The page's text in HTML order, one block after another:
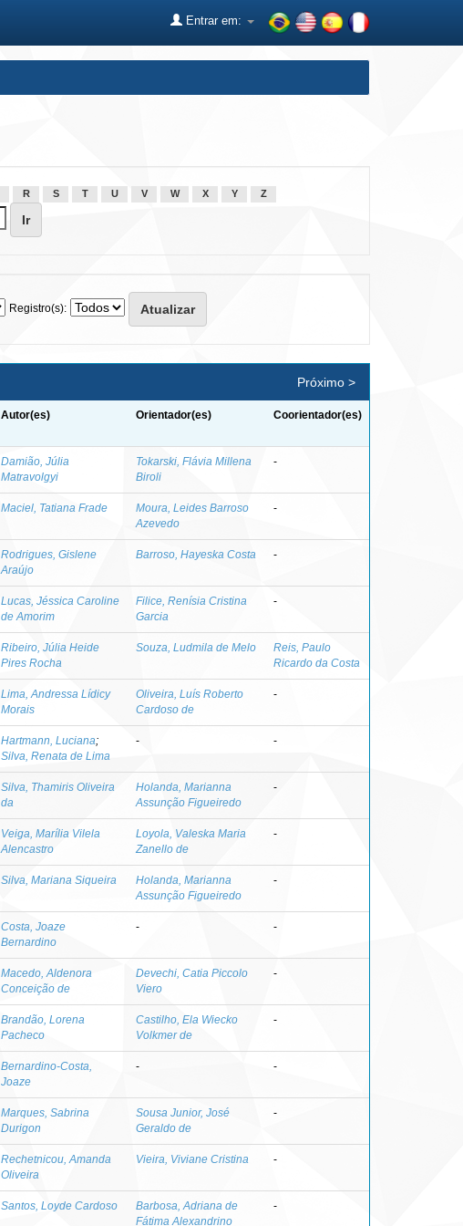
Entrar em:
R S T U V W X Y Z
Registro(s):
Próximo >
Autor(es) Orientador(es) Coorientador(es)
Damião, Júlia
Matravolgyi
Tokarski, Flávia Millena
Biroli
-
Maciel, Tatiana Frade
Moura, Leides Barroso
Azevedo
-
Rodrigues, Gislene
Araújo
Barroso, Hayeska Costa -
Lucas, Jéssica Caroline
de Amorim
Filice, Renísia Cristina
Garcia
-
Ribeiro, Júlia Heide
Pires Rocha
Souza, Ludmila de Melo
Reis, Paulo
Ricardo da Costa
Lima, Andressa Lídicy
Morais
Oliveira, Luís Roberto
Cardoso de
-
Hartmann, Luciana;
Silva, Renata de Lima
- -
Silva, Thamiris Oliveira
da
Holanda, Marianna
Assunção Figueiredo
-
Veiga, Marília Vilela
Alencastro
Loyola, Valeska Maria
Zanello de
-
Silva, Mariana Siqueira
Holanda, Marianna
Assunção Figueiredo
-
Costa, Joaze
Bernardino
- -
Macedo, Aldenora
Conceição de
Devechi, Catia Piccolo
Viero
-
Brandão, Lorena
Pacheco
Castilho, Ela Wiecko
Volkmer de
-
Bernardino-Costa,
Joaze
- -
Marques, Sabrina
Durigon
Sousa Junior, José
Geraldo de
-
Rechetnicou, Amanda
Oliveira
Vieira, Viviane Cristina -
Santos, Loyde Cardoso
Barbosa, Adriana de
Fátima Alexandrino
-